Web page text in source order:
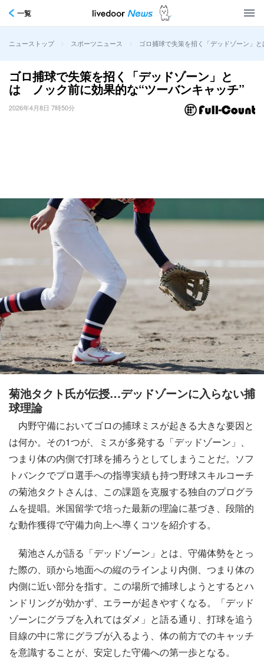
一覧
ニューストップ > スポーツニュース > ゴロ捕球で失策を招く「デッドゾーン」
ゴロ捕球で失策を招く「デッドゾーン」と
は ノック前に効果的な“ツーバンキャッチ”
2026年4月8日 7時50分
菊池タクト氏が伝授…デッドゾーンに入らない捕
球理論
内野守備においてゴロの捕球ミスが起きる大きな要因と
は何か。その1つが、ミスが多発する「デッドゾーン」、
つまり体の内側で打球を捕ろうとしてしまうことだ。ソフ
トバンクでプロ選手への指導実績も持つ野球スキルコーチ
の菊池タクトさんは、この課題を克服する独自のプログラ
ムを提唱。米国留学で培った最新の理論に基づき、段階的
な動作獲得で守備力向上へ導くコツを紹介する。
菊池さんが語る「デッドゾーン」とは、守備体勢をとっ
た際の、頭から地面への縦のラインより内側、つまり体の
内側に近い部分を指す。この場所で捕球しようとするとハ
ンドリングが効かず、エラーが起きやすくなる。「デッド
ゾーンにグラブを入れてはダメ」と語る通り、打球を追う
目線の中に常にグラブが入るよう、体の前方でのキャッチ
を意識することが、安定した守備への第一歩となる。